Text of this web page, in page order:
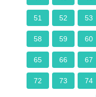
51 52 53
58 59 60
65 66 67
72 73 74